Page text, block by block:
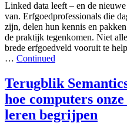
Linked data leeft – en de
van. Erfgoedprofessionals die
zijn, delen hun kennis en
de praktijk tegenkomen. Niet
brede erfgoedveld vooruit te
… Continued
Terugblik
hoe computers
leren begrijpen